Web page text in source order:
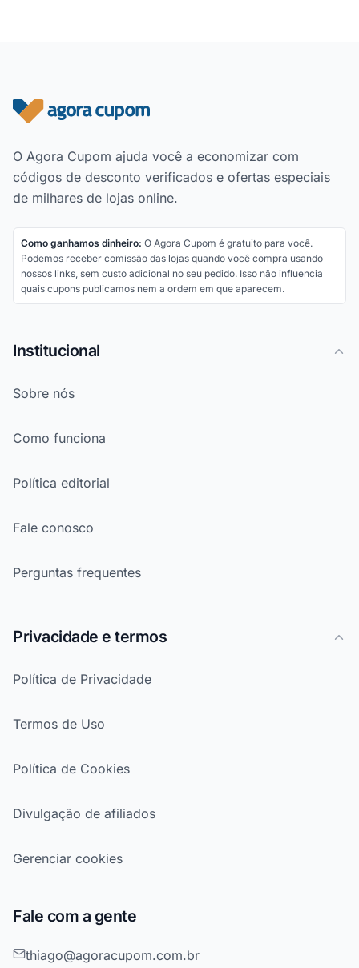
Rodapé do site
O Agora Cupom ajuda você a economizar com
códigos de desconto verificados e ofertas especiais
de milhares de lojas online.
Como ganhamos dinheiro: O Agora Cupom é gratuito para você.
Podemos receber comissão das lojas quando você compra usando
nossos links, sem custo adicional no seu pedido. Isso não influencia
quais cupons publicamos nem a ordem em que aparecem.
Institucional
Sobre nós
Como funciona
Política editorial
Fale conosco
Perguntas frequentes
Privacidade e termos
Política de Privacidade
Termos de Uso
Política de Cookies
Divulgação de afiliados
Gerenciar cookies
Fale com a gente
thiago@agoracupom.com.br